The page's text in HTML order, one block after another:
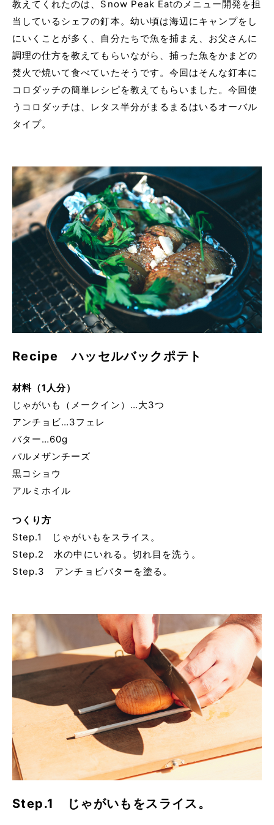
教えてくれたのは、Snow Peak Eatのメニュー開発を担
当しているシェフの釘本。幼い頃は海辺にキャンプをし
にいくことが多く、自分たちで魚を捕まえ、お父さんに
調理の仕方を教えてもらいながら、捕った魚をかまどの
焚火で焼いて食べていたそうです。今回はそんな釘本に
コロダッチの簡単レシピを教えてもらいました。今回使
うコロダッチは、レタス半分がまるまるはいるオーバル
タイプ。
Recipe ハッセルバックポテト
材料（1人分）
じゃがいも（メークイン）…大3つ
アンチョビ…3フェレ
バター…60g
パルメザンチーズ
黒コショウ
アルミホイル
つくり方
Step.1 じゃがいもをスライス。
Step.2 水の中にいれる。切れ目を洗う。
Step.3 アンチョビバターを塗る。
Step.1 じゃがいもをスライス。